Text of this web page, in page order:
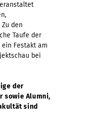
den
Taufe der
ein Festakt am
bei
der
sowie Alumni,
sind